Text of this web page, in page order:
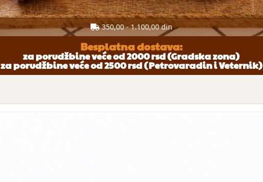
350,00 - 1.100,00 din
Besplatna dostava:
za porudžbine veće od 2000 rsd (Gradska zona)
za porudžbine veće od 2500 rsd (Petrovaradin i Veternik)